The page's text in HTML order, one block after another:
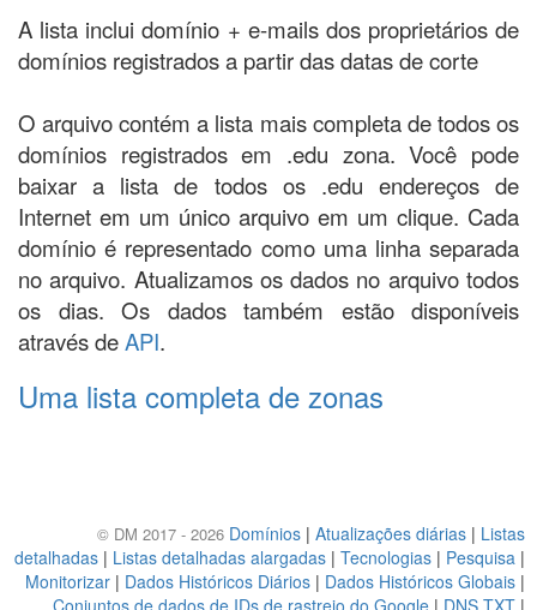
A lista inclui domínio + e-mails dos proprietários de
domínios registrados a partir das datas de corte
O arquivo contém a lista mais completa de todos os
domínios registrados em .edu zona. Você pode
baixar a lista de todos os .edu endereços de
Internet em um único arquivo em um clique. Cada
domínio é representado como uma linha separada
no arquivo. Atualizamos os dados no arquivo todos
os dias. Os dados também estão disponíveis
através deAPI.
Uma lista completa de zonas
© DM 2017 - 2026 Domínios | Atualizações diárias | Listas
detalhadas | Listas detalhadas alargadas | Tecnologias | Pesquisa |
Monitorizar | Dados Históricos Diários | Dados Históricos Globais |
Conjuntos de dados de IDs de rastreio do Google | DNS TXT |